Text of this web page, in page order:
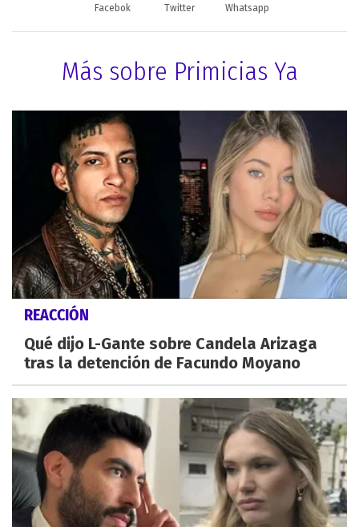
Facebok Twitter Whatsapp
Más sobre Primicias Ya
REACCIÓN
Qué dijo L-Gante sobre Candela Arizaga
tras la detención de Facundo Moyano